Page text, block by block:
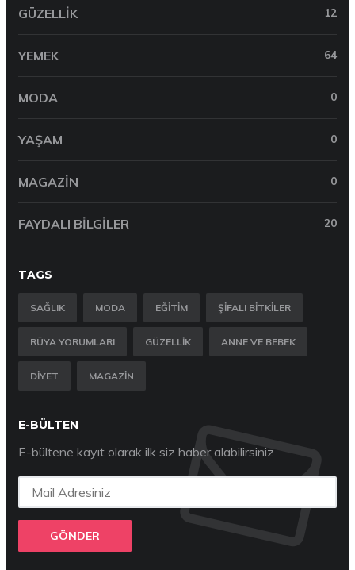
GÜZELLIK 12
YEMEK 64
MODA 0
YAŞAM 0
MAGAZIN 0
FAYDALI BILGILER 20
TAGS
SAĞLIK MODA EĞITIM ŞIFALI BITKILER
RÜYA YORUMLARI GÜZELLIK ANNE VE BEBEK
DIYET MAGAZIN
E-BÜLTEN
E-bültene kayıt olarak ilk siz haber alabilirsiniz
GÖNDER